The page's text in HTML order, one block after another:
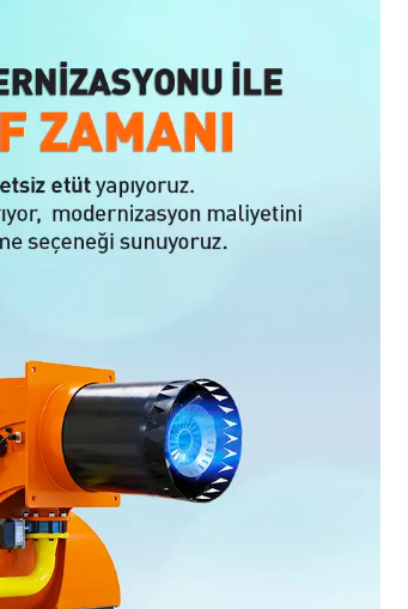
our industry and energy sector with the
to the principle of sustainable
to universal ethical values
страницей: